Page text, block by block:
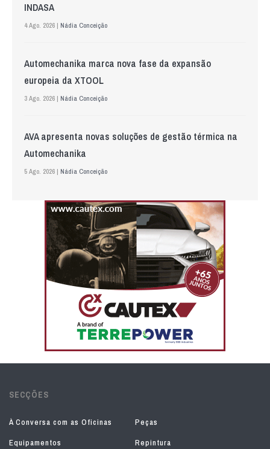
INDASA
4 Ago. 2026 | Nádia Conceição
Automechanika marca nova fase da expansão
europeia da XTOOL
3 Ago. 2026 | Nádia Conceição
AVA apresenta novas soluções de gestão térmica na
Automechanika
5 Ago. 2026 | Nádia Conceição
SECÇÕES
À Conversa com as Oficinas
Peças
Equipamentos
Repintura